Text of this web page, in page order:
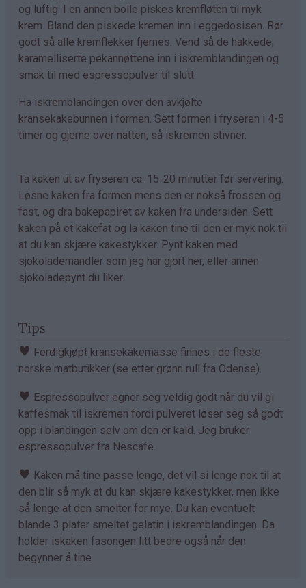
og luftig. I en annen bolle piskes kremfløten til myk
krem. Bland den piskede kremen inn i eggedosisen. Rør
godt så alle kremflekker fjernes. Vend så de hakkede,
karamelliserte pekannøttene inn i iskremblandingen og
smak til med espressopulver til slutt.
Ha iskremblandingen over den avkjølte
kransekakebunnen i formen. Sett formen i fryseren i 4-5
timer og gjerne over natten, så iskremen stivner.
Ta kaken ut av fryseren ca. 15-20 minutter før servering.
Løsne kaken fra formen mens den er nokså frossen og
fast, og dra bakepapiret av kaken fra undersiden. Sett
kaken på et kakefat og la kaken tine til den er myk nok til
at du kan skjære kakestykker. Pynt kaken med
sjokolademandler som jeg har gjort her, eller annen
sjokoladepynt du liker.
Tips
♥ Ferdigkjøpt kransekakemasse finnes i de fleste
norske matbutikker (se etter grønn rull fra Odense).
♥ Espressopulver egner seg veldig godt når du vil gi
kaffesmak til iskremen fordi pulveret løser seg så godt
opp i blandingen selv om den er kald. Jeg bruker
espressopulver fra Nescafe.
♥ Kaken må tine passe lenge, det vil si lenge nok til at
den blir så myk at du kan skjære kakestykker, men ikke
så lenge at den smelter for mye. Du kan eventuelt
blande 3 plater smeltet gelatin i iskremblandingen. Da
holder iskaken fasongen litt bedre også når den
begynner å tine.